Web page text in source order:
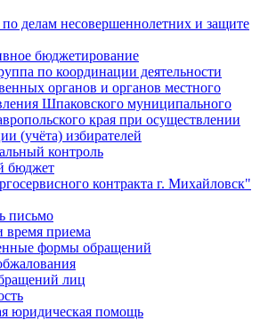
делам несовершеннолетних и защите
бюджетирование
по координации деятельности
органов и органов местного
Шпаковского муниципального
края при осуществлении
(учёта) избирателей
контроль
бюджет
контракта г. Михайловск"
письмо
время приема
формы обращений
лиц
юридическая помощь